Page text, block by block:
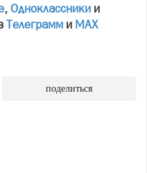
, Одноклассники и
Телеграмм и МАХ
поделиться